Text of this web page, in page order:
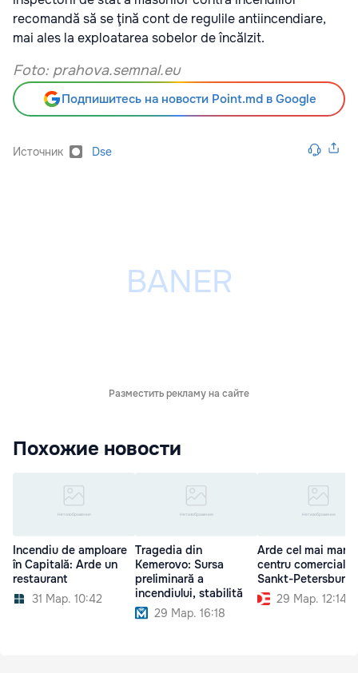
recomandă să se ţină cont de regulile antiincendiare,
mai ales la exploatarea sobelor de încălzit.
Foto: prahova.semnal.eu
Подпишитесь на новости Point.md в Google
Источник Dse
Разместить рекламу на сайте
Похожие новости
Incendiu de amploare
în Capitală: Arde un
restaurant
31 Мар. 10:42
Tragedia din
Kemerovo: Sursa
preliminară a
incendiului, stabilită
29 Мар. 16:18
Arde cel mai mare
centru comercial
Sankt-Petersburg
29 Мар. 12:14